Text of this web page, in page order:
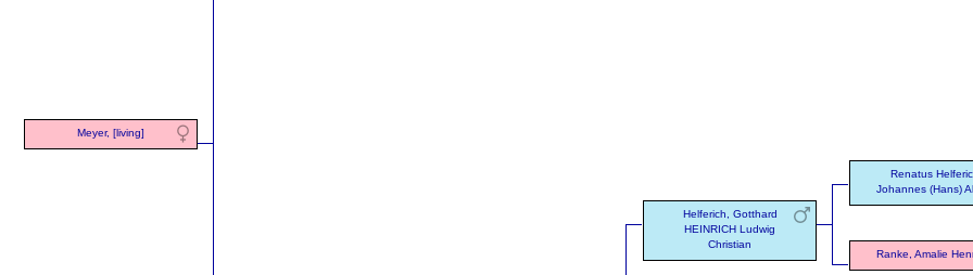
Meyer, [living]
Helferich, Gotthard
HEINRICH Ludwig
Christian
Renatus
Johannes (Hans)
Ranke, Amalie